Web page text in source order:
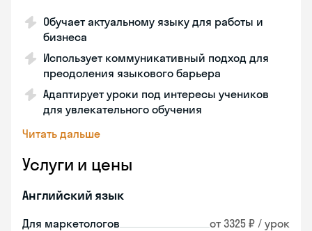
Обучает актуальному языку для работы и
бизнеса
Использует коммуникативный подход для
преодоления языкового барьера
Адаптирует уроки под интересы учеников
для увлекательного обучения
Читать дальше
Услуги и цены
Английский язык
Для маркетологов от 3325 ₽ / урок